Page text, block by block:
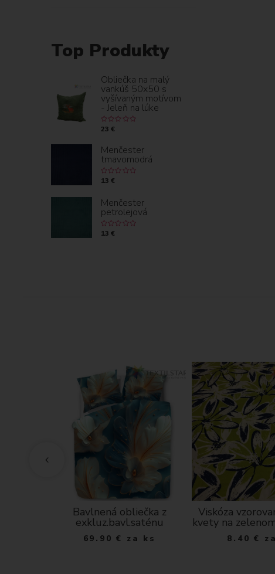
Top Produkty
Obliečka na malý
vankúš 50x50 s
vyšívaným motívom
- Jeleň na lúke
23 €
Menčester
tmavomodrá
13 €
Menčester
petrolejová
13 €
Bavlnená obliečka z
exkluz.bavl.saténu
69.90 € za ks
Viskóza
kvety na
8.40 €